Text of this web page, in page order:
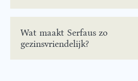
Wat maakt Serfaus zo
gezinsvriendelijk?